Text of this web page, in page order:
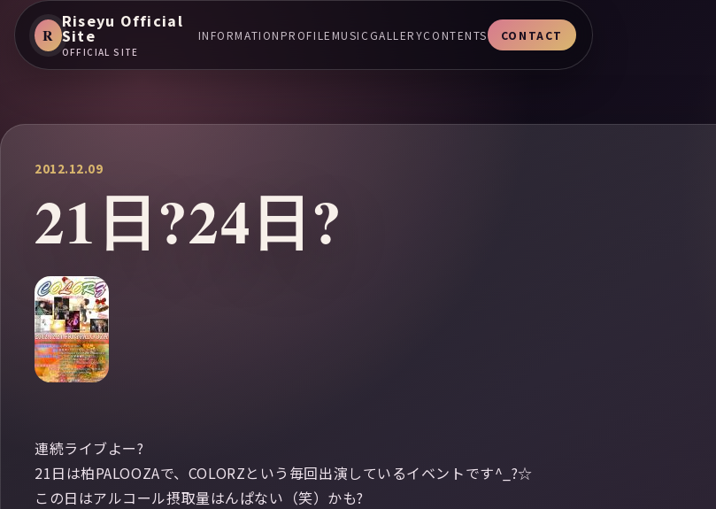
R
Riseyu Official
Site
OFFICIAL SITE
INFORMATIONPROFILEMUSIC GALLERYCONTENTS CONTACT
2012.12.09
21日?24日?
連続ライブよー?
21日は柏PALOOZAで、COLORZという毎回出演しているイベントです^_?☆
この日はアルコール摂取量はんぱない（笑）かも?